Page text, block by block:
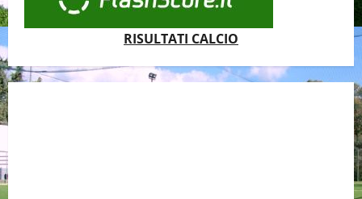
RISULTATI CALCIO